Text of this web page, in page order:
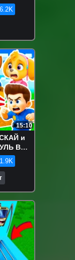
15:10
и
В